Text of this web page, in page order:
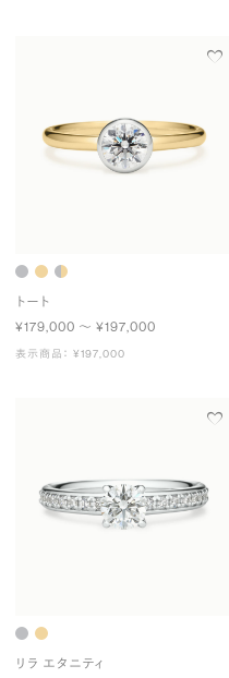
トート
¥179,000 〜 ¥197,000
表示商品： ¥197,000
リラ エタニティ